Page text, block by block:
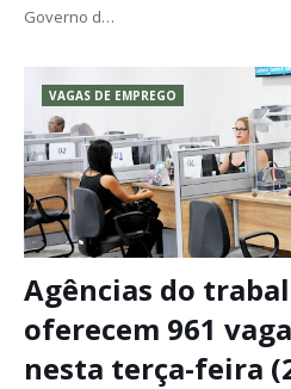
Governo d…
VAGAS DE EMPREGO
Agências do
oferecem 961
nesta terça-feira